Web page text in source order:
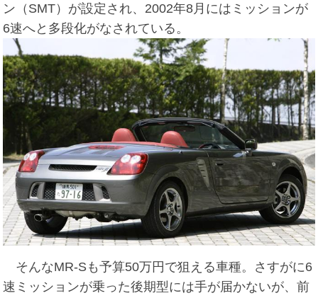
ン（SMT）が設定され、2002年8月にはミッションが
6速へと多段化がなされている。
そんなMR-Sも予算50万円で狙える車種。さすがに6
速ミッションが乗った後期型には手が届かないが、前